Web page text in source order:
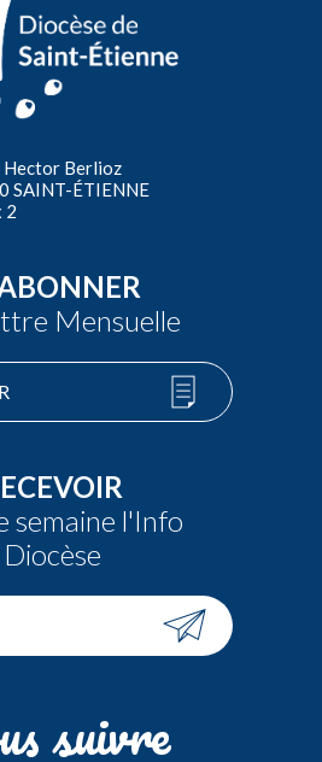
Hector Berlioz
SAINT-ÉTIENNE
2
Mensuelle
semaine l'Info
Diocèse
suivre